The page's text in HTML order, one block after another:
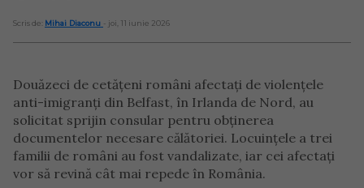
Scris de: Mihai Diaconu - joi, 11 iunie 2026
Douăzeci de cetățeni români afectați de violențele
anti-imigranți din Belfast, în Irlanda de Nord, au
solicitat sprijin consular pentru obținerea
documentelor necesare călătoriei. Locuințele a trei
familii de români au fost vandalizate, iar cei afectați
vor să revină cât mai repede în România.